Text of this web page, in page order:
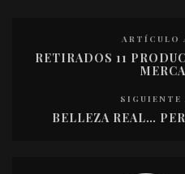
ARTÍCULO
RETIRADOS 11
SIGUIENTE
BELLEZA REAL…